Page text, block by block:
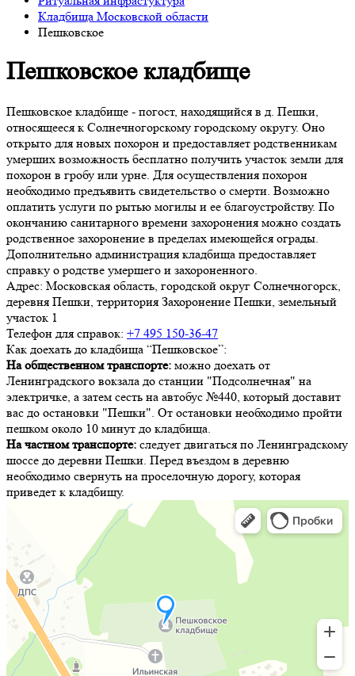
Кладбища Московской области
Пешковское
Пешковское кладбище
Пешковское кладбище - погост, находящийся в д. Пешки,
относящееся к Солнечногорскому городскому округу. Оно
открыто для новых похорон и предоставляет родственникам
умерших возможность бесплатно получить участок земли для
похорон в гробу или урне. Для осуществления похорон
необходимо предъявить свидетельство о смерти. Возможно
оплатить услуги по рытью могилы и ее благоустройству. По
окончанию санитарного времени захоронения можно создать
родственное захоронение в пределах имеющейся ограды.
Дополнительно администрация кладбища предоставляет
справку о родстве умершего и захороненного.
Адрес: Московская область, городской округ Солнечногорск,
деревня Пешки, территория Захоронение Пешки, земельный
участок 1
Телефон для справок: +7 495 150-36-47
Как доехать до кладбища “Пешковское”:
На общественном транспорте: можно доехать от
Ленинградского вокзала до станции "Подсолнечная" на
электричке, а затем сесть на автобус №440, который доставит
вас до остановки "Пешки". От остановки необходимо пройти
пешком около 10 минут до кладбища.
На частном транспорте: следует двигаться по Ленинградскому
шоссе до деревни Пешки. Перед въездом в деревню
необходимо свернуть на проселочную дорогу, которая
приведет к кладбищу.